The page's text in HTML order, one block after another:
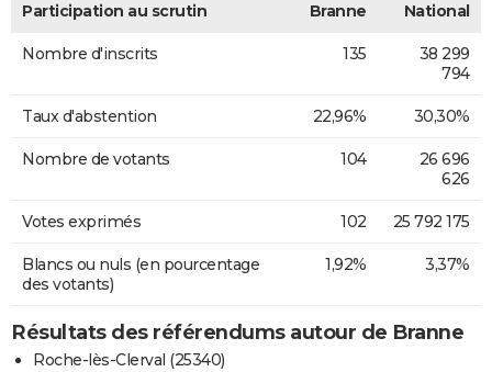
Participation au scrutin Branne National
Nombre d'inscrits 135
38 299
794
Taux d'abstention 22,96% 30,30%
Nombre de votants 104
26 696
626
Votes exprimés 102 25 792 175
Blancs ou nuls (en pourcentage
des votants)
1,92% 3,37%
Résultats des référendums autour de Branne
Roche-lès-Clerval (25340)